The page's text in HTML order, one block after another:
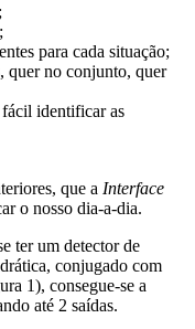
para cada situação;
quer no conjunto, quer
fácil identificar as
que a Interface
o nosso dia-a-dia.
ter um detector de
conjugado com
1), consegue-se a
até 2 saídas.